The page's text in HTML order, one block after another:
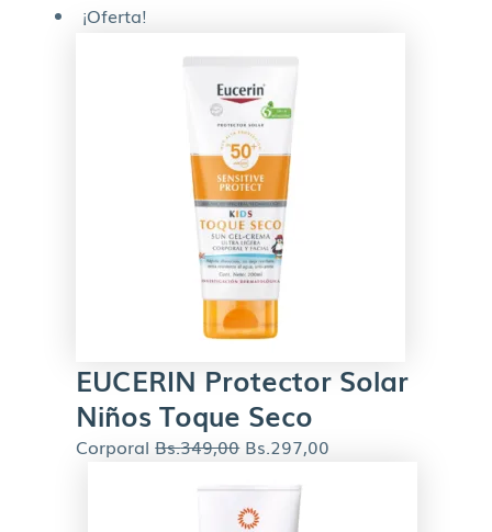
¡Oferta!
EUCERIN Protector Solar
Niños Toque Seco
CorporalBs.349,00 Bs.297,00